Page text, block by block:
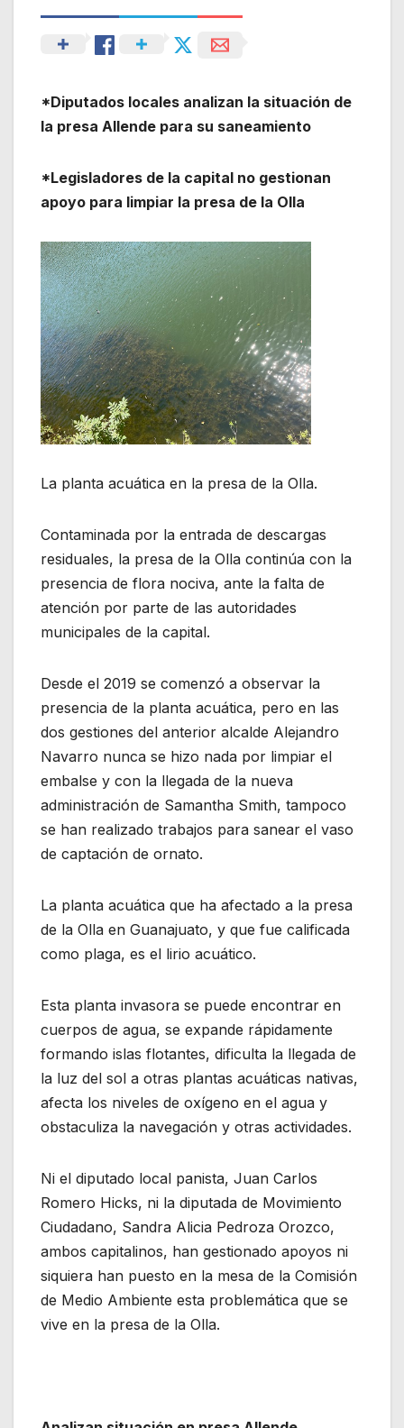
*Diputados locales analizan la situación de
la presa Allende para su saneamiento
*Legisladores de la capital no gestionan
apoyo para limpiar la presa de la Olla
La planta acuática en la presa de la Olla.
Contaminada por la entrada de descargas
residuales, la presa de la Olla continúa con la
presencia de flora nociva, ante la falta de
atención por parte de las autoridades
municipales de la capital.
Desde el 2019 se comenzó a observar la
presencia de la planta acuática, pero en las
dos gestiones del anterior alcalde Alejandro
Navarro nunca se hizo nada por limpiar el
embalse y con la llegada de la nueva
administración de Samantha Smith, tampoco
se han realizado trabajos para sanear el vaso
de captación de ornato.
La planta acuática que ha afectado a la presa
de la Olla en Guanajuato, y que fue calificada
como plaga, es el lirio acuático.
Esta planta invasora se puede encontrar en
cuerpos de agua, se expande rápidamente
formando islas flotantes, dificulta la llegada de
la luz del sol a otras plantas acuáticas nativas,
afecta los niveles de oxígeno en el agua y
obstaculiza la navegación y otras actividades.
Ni el diputado local panista, Juan Carlos
Romero Hicks, ni la diputada de Movimiento
Ciudadano, Sandra Alicia Pedroza Orozco,
ambos capitalinos, han gestionado apoyos ni
siquiera han puesto en la mesa de la Comisión
de Medio Ambiente esta problemática que se
vive en la presa de la Olla.